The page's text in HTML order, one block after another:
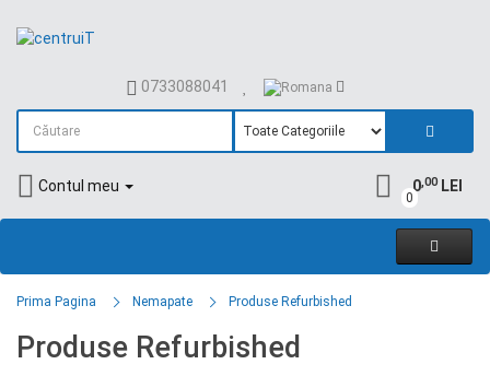
0733088041
Contul meu
0
0,00LEI
Prima Pagina Nemapate Produse Refurbished
Produse Refurbished